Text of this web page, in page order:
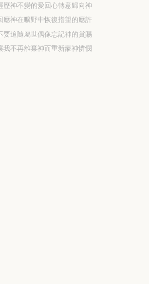
歷神不變的愛回心轉意歸向神
應神在曠野中恢復指望的應許
要追隨屬世偶像忘記神的賞賜
我不再離棄神而重新蒙神憐憫